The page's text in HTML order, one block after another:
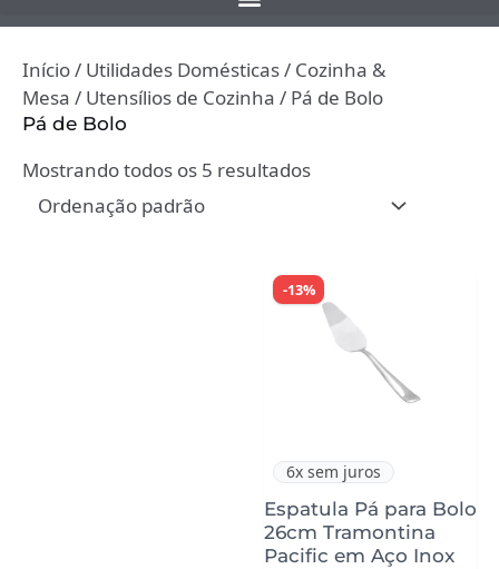
Início/ Utilidades Domésticas/ Cozinha &
Mesa / Utensílios de Cozinha / Pá de Bolo
Pá de Bolo
Mostrando todos os 5 resultados
-13%
6x sem juros
Espatula Pá para Bolo
26cm Tramontina
Pacific em Aço Inox